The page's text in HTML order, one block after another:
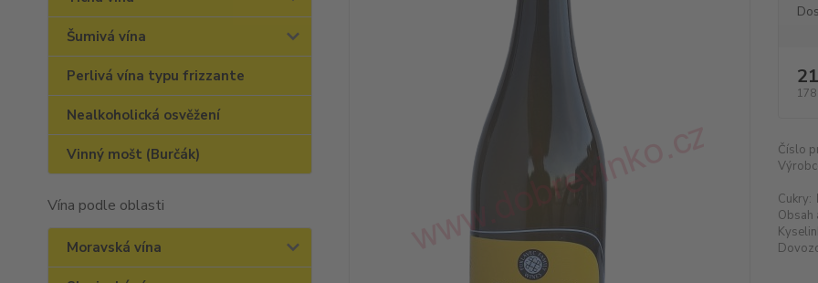
Šumivá vína
Perlivá vína typu frizzante
Nealkoholická osvěžení
Vinný mošt (Burčák)
Vína podle oblasti
Moravská vína
178
Číslo
Cukry:
Obsah